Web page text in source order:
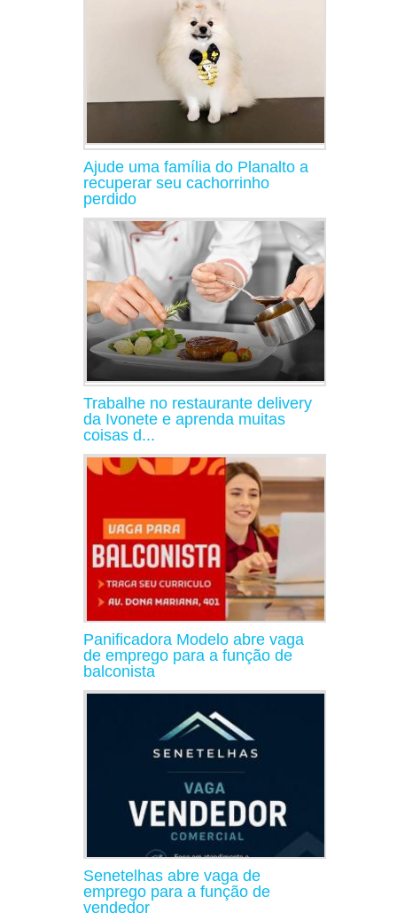
Ajude uma família do Planalto a
recuperar seu cachorrinho
perdido
Trabalhe no restaurante delivery
da Ivonete e aprenda muitas
coisas d...
Panificadora Modelo abre vaga
de emprego para a função de
balconista
Senetelhas abre vaga de
emprego para a função de
vendedor